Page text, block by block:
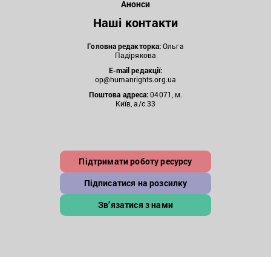
Анонси
Наші контакти
Головна редакторка:Ольга
Падірякова
E-mail редакції:
op@humanrights.org.ua
Поштова адреса:04071, м.
Київ, а/с 33
Підтримати роботу ресурсу
Підписатися на розсилку
Зв’язатися з нами